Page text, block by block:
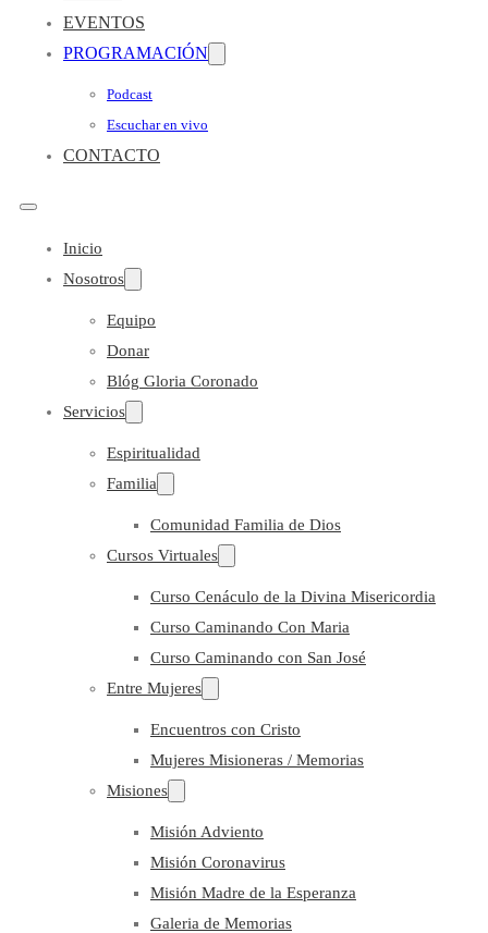
EVENTOS
PROGRAMACIÓN
Podcast
Escuchar en vivo
CONTACTO
Inicio
Nosotros
Equipo
Donar
Blóg Gloria Coronado
Servicios
Espiritualidad
Familia
Comunidad Familia de Dios
Cursos Virtuales
Curso Cenáculo de la Divina Misericordia
Curso Caminando Con Maria
Curso Caminando con San José
Entre Mujeres
Encuentros con Cristo
Mujeres Misioneras / Memorias
Misiones
Misión Adviento
Misión Coronavirus
Misión Madre de la Esperanza
Galeria de Memorias